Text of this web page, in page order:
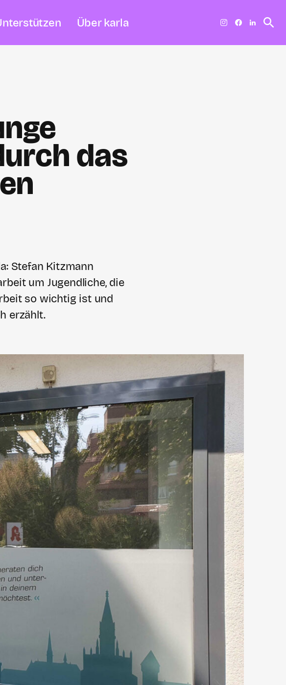
Über karla
das
Stefan Kitzmann
um Jugendliche, die
so wichtig ist und
erzählt.